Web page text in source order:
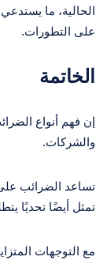
الحالية، ما
على التطورات.
الخاتمة
إن فهم أنواع
والشركات.
تساعد الضرائب
تمثل أيضًا تحديًا
مع التوجهات